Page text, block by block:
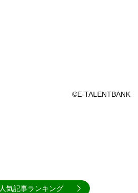
©E-TALENTBANK
人気記事ランキング